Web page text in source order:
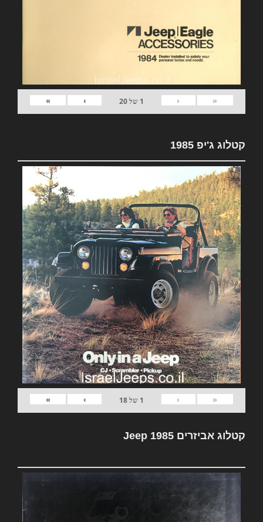
«
‹
1 של20
›
»
קטלוג ג'יפ 1985
«
‹
1 של18
›
»
קטלוג אביזרים Jeep 1985